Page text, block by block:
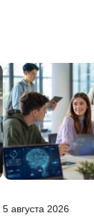
5 августа 2026